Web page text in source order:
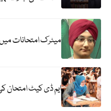
میٹرک امتحانات
ایم ڈی کیٹ امتحان